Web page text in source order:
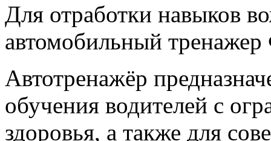
Для отработки навыков
автомобильный
Автотренажёр
обучения водителей с
здоровья, а также для